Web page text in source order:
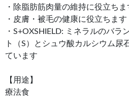
・除脂肪筋肉量の維持に役立ちま
・皮膚・被毛の健康に役立ちます
・S+OXSHIELD: ミネラルのバラ
ト（S）とシュウ酸カルシウム尿
ています
【用途】
療法食